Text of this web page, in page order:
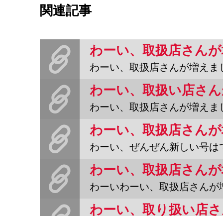
関連記事
わーい、取扱店さんが増えました。新潟市内にある、スバ
わーい、取扱店さんが増えました。じゃじゃーん。スバラ
わーい、ぜんぜん新しい号はでないけれども、先日目出度く、取扱店
わーいわーい、取扱店さんが増えました。大阪の狭山市に
わーい、取り扱い店